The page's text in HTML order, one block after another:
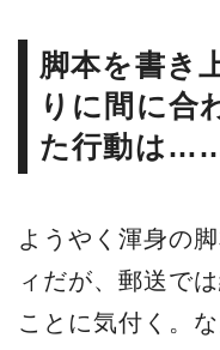
脚本を書き
りに間に合
た行動は
ようやく渾身の
ィだが、郵送で
ことに気付く。